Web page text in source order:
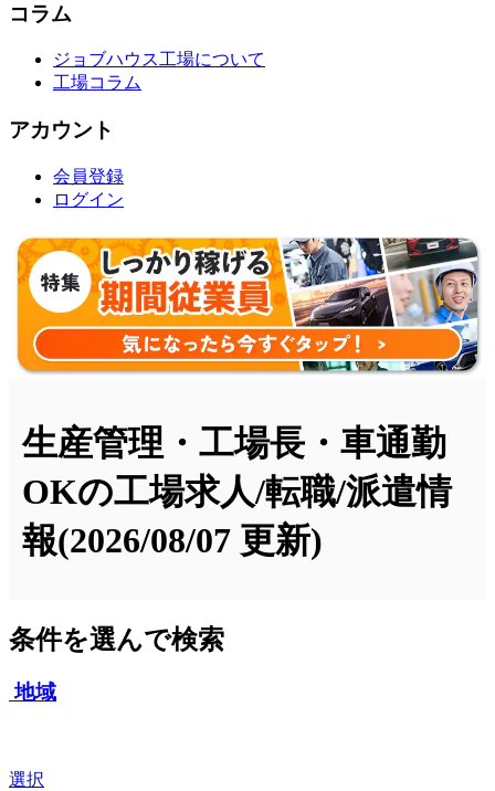
コラム
ジョブハウス工場について
工場コラム
アカウント
会員登録
ログイン
生産管理・工場長・車通勤
OKの工場求人/転職/派遣情
報(2026/08/07 更新)
条件を選んで検索
地域
選択